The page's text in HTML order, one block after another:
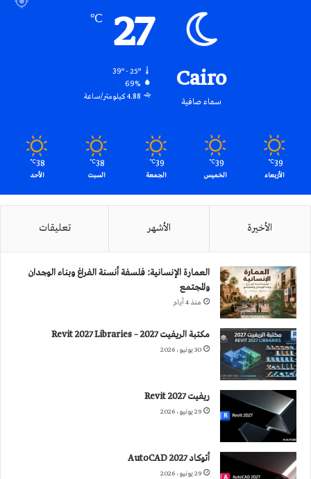
Cairo
سماء صافية
27
℃
39º - 25º
69%
4.88 كيلومتر/ساعة
39
℃
الأربعاء
39
℃
الخميس
39
℃
الجمعة
38
℃
السبت
38
℃
الأحد
الأخيرة الأشهر تعليقات
العمارة الإنسانية: فلسفة أنسنة الفراغ وبناء الوجدان
والمجتمع
منذ 4 أيام
مكتبة الريفيت 2027 – Revit 2027 Libraries
30 يونيو، 2026
ريفيت 2027 Revit
29 يونيو، 2026
أتوكاد 2027 AutoCAD
29 يونيو، 2026